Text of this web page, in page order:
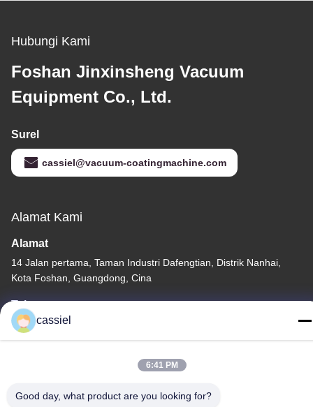
Hubungi Kami
Foshan Jinxinsheng Vacuum
Equipment Co., Ltd.
Surel
cassiel@vacuum-coatingmachine.com
Alamat Kami
Alamat
14 Jalan pertama, Taman Industri Dafengtian, Distrik Nanhai,
Kota Foshan, Guangdong, Cina
Telp
86-139-2915-0962
cassiel
6:41 PM
Good day, what product are you looking for?